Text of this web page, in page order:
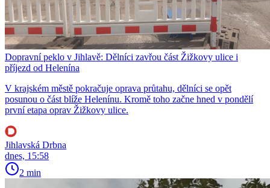
Dopravní peklo v Jihlavě: Dělníci zavřou část Žižkovy ulice i
příjezd od Helenína
V krajském městě pokračuje oprava průtahu, dělníci se opět
posunou o část blíže Helenínu. Kromě toho začne hned v pondělí
první etapa oprav Žižkovy ulice.
Jihlavská Drbna
dnes, 15:58
2 min